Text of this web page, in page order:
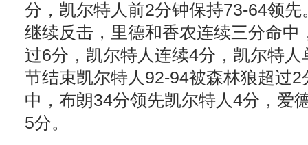
分，凯尔特人前2分钟保持73-64领
继续反击，里德和香农连续三分命中
过6分，凯尔特人连续4分，凯尔特
节结束凯尔特人92-94被森林狼超过
中，布朗34分领先凯尔特人4分，爱
5分。